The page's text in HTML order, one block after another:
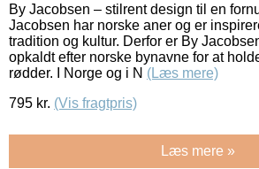
By Jacobsen – stilrent design til en
Jacobsen har norske aner og er
tradition og kultur. Derfor er By
opkaldt efter norske bynavne for at
rødder. I Norge og i N (Læs mere)
795 kr. (Vis fragtpris)
Læs mere »